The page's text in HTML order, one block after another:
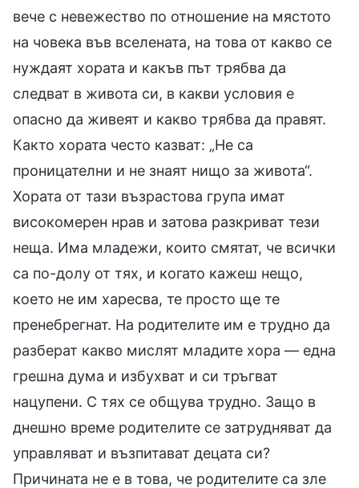
вече с невежество по отношение на мястото
на човека във вселената, на това от какво се
нуждаят хората и какъв път трябва да
следват в живота си, в какви условия е
опасно да живеят и какво трябва да правят.
Както хората често казват: „Не са
проницателни и не знаят нищо за живота“.
Хората от тази възрастова група имат
високомерен нрав и затова разкриват тези
неща. Има младежи, които смятат, че всички
са по-долу от тях, и когато кажеш нещо,
което не им харесва, те просто ще те
пренебрегнат. На родителите им е трудно да
разберат какво мислят младите хора — една
грешна дума и избухват и си тръгват
нацупени. С тях се общува трудно. Защо в
днешно време родителите се затрудняват да
управляват и възпитават децата си?
Причината не е в това, че родителите са зле